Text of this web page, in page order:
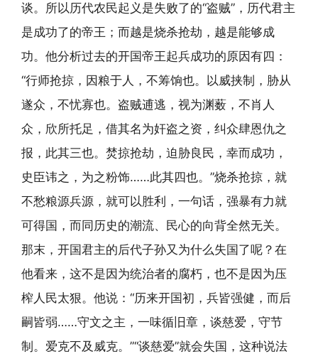
谈。所以历代农民起义是失败了的“盗贼”，历代君主
是成功了的帝王；而越是烧杀抢劫，越是能够成
功。他分析过去的开国帝王起兵成功的原因有四：
“行师抢掠，因粮于人，不筹饷也。以威挟制，胁从
遂众，不忧寡也。盗贼逋逃，视为渊薮，不肖人
众，欣所托足，借其名为奸盗之资，纠众肆恩仇之
报，此其三也。焚掠抢劫，迫胁良民，幸而成功，
史臣讳之，为之粉饰……此其四也。”烧杀抢掠，就
不愁粮源兵源，就可以胜利，一句话，强暴有力就
可得国，而同历史的潮流、民心的向背全然无关。
那末，开国君主的后代子孙又为什么失国了呢？在
他看来，这不是因为统治者的腐朽，也不是因为压
榨人民太狠。他说：“历来开国初，兵皆强健，而后
嗣皆弱……守文之主，一味循旧章，谈慈爱，守节
制。爱克不及威克。”“谈慈爱”就会失国，这种说法